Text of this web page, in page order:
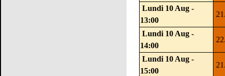
Lundi 10 Aug -
13:00
Lundi 10 Aug -
14:00
Lundi 10 Aug -
15:00